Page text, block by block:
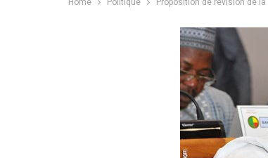
Home Politique Proposition de révision de